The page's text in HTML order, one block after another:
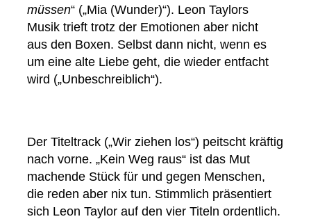
müssen“ („Mia (Wunder)“). Leon Taylors
Musik trieft trotz der Emotionen aber nicht
aus den Boxen. Selbst dann nicht, wenn es
um eine alte Liebe geht, die wieder entfacht
wird („Unbeschreiblich“).
Der Titeltrack („Wir ziehen los“) peitscht kräftig
nach vorne. „Kein Weg raus“ ist das Mut
machende Stück für und gegen Menschen,
die reden aber nix tun. Stimmlich präsentiert
sich Leon Taylor auf den vier Titeln ordentlich.